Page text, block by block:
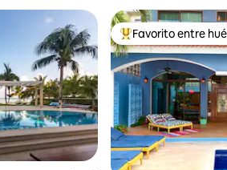
Favorito entre los
Favorito entre